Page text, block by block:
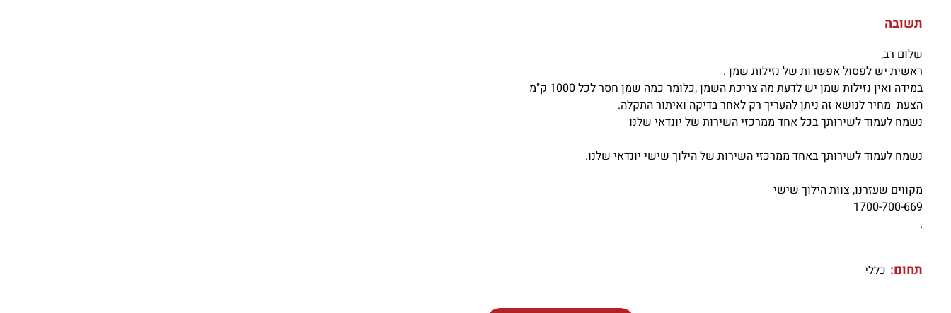
תשובה
שלום רב,
ראשית יש לפסול אפשרות של נזילות שמן .
במידה ואין נזילות שמן יש לדעת מה צריכת השמן ,כלומר כמה שמן חסר לכל 1000 ק"מ
הצעת מחיר לנושא זה ניתן להעריך רק לאחר בדיקה ואיתור התקלה.
נשמח לעמוד לשירותך בכל אחד ממרכזי השירות של יונדאי שלנו
נשמח לעמוד לשירותך באחד ממרכזי השירות של הילוך שישי יונדאי שלנו.
מקווים שעזרנו, צוות הילוך שישי
1700-700-669
.
תחום: כללי